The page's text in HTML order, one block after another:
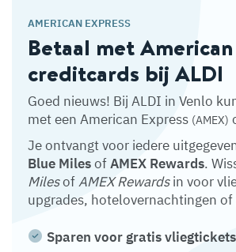
AMERICAN EXPRESS
Betaal met
creditcards bij ALDI
Goed nieuws! Bij ALDI in Venlo
met een American Express (AMEX)
Je ontvangt voor iedere
Blue MilesofAMEX Rewards.
MilesofAMEX Rewardsin voor
upgrades, hotelovernachtingen
Sparen voor gratis vliegtickets